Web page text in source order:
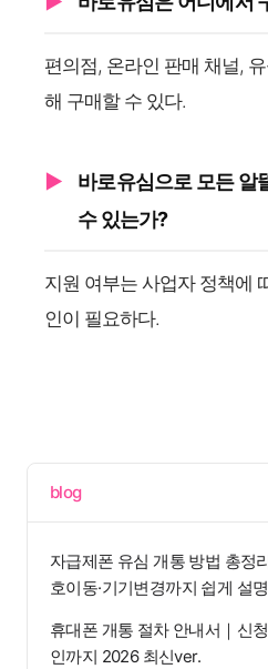
편의점, 온라인 판매 채널,
해 구매할 수 있다.
바로유심으로 모든 알
수 있는가?
지원 여부는 사업자 정책에
인이 필요하다.
blog
자급제폰 유심 개통 방법 총정
호이동·기기변경까지 쉽게 설명
휴대폰 개통 절차 안내서｜신
인까지 2026 최신ver.